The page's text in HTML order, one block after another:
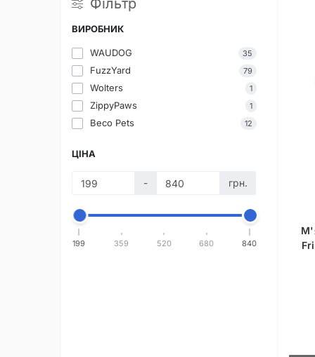
Фільтр
ВИРОБНИК
WAUDOG 35
FuzzYard 79
Wolters 1
ZippyPaws 1
Beco Pets 12
ЦІНА
- грн.
199 359 520 680 840